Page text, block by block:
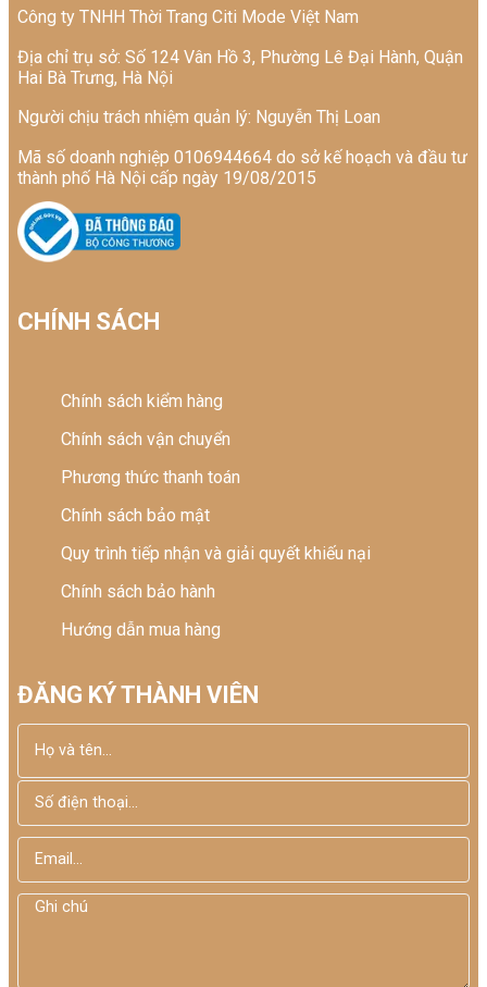
CHÍNH SÁCH
Chính sách kiểm hàng
Chính sách vận chuyển
Phương thức thanh toán
Chính sách bảo mật
Quy trình tiếp nhận và giải quyết khiếu nại
Chính sách bảo hành
Hướng dẫn mua hàng
ĐĂNG KÝ THÀNH VIÊN
Công ty TNHH Thời Trang Citi Mode Việt Nam
Địa chỉ trụ sở: Số 124 Vân Hồ 3, Phường Lê Đại Hành, Quận
Hai Bà Trưng, Hà Nội
Người chịu trách nhiệm quản lý: Nguyễn Thị Loan
Mã số doanh nghiệp 0106944664 do sở kế hoạch và đầu tư
thành phố Hà Nội cấp ngày 19/08/2015